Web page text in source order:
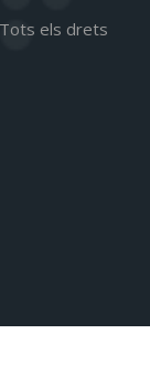
els drets